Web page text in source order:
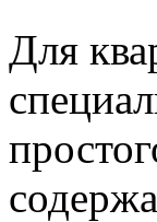
Для